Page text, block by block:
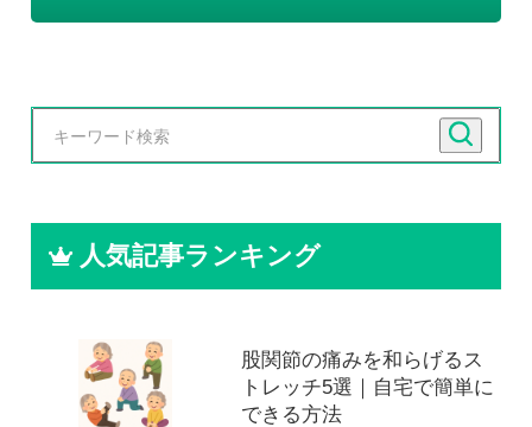
人気記事ランキング
股関節の痛みを和らげるス
トレッチ5選｜自宅で簡単に
できる方法